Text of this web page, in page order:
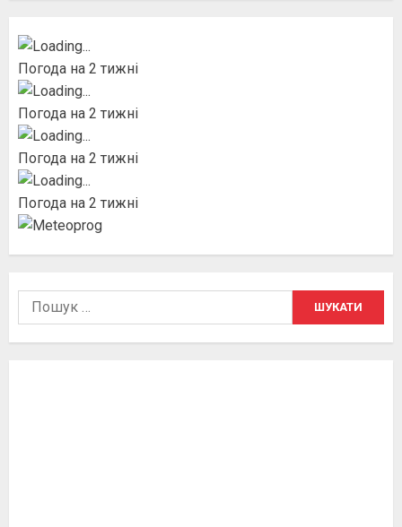
Погода на 2 тижні
Погода на 2 тижні
Погода на 2 тижні
Погода на 2 тижні
Пошук: